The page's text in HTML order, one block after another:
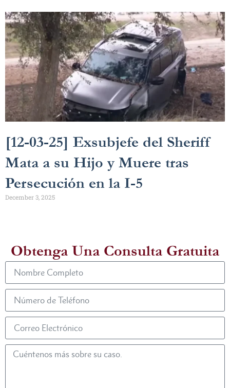
[12-03-25] Exsubjefe del Sheriff
Mata a su Hijo y Muere tras
Persecución en la I-5
December 3, 2025
Obtenga Una Consulta Gratuita